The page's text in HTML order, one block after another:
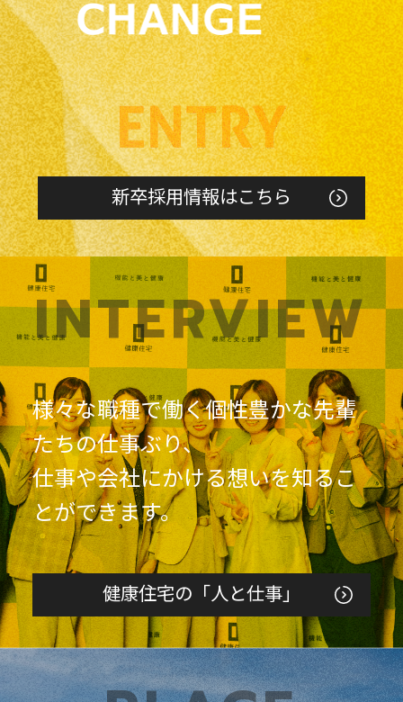
新卒採用情報はこちら
INTERVIEW
様々な職種で働く個性豊かな先輩
たちの仕事ぶり、
仕事や会社にかける想いを知るこ
とができます。
健康住宅の「人と仕事」